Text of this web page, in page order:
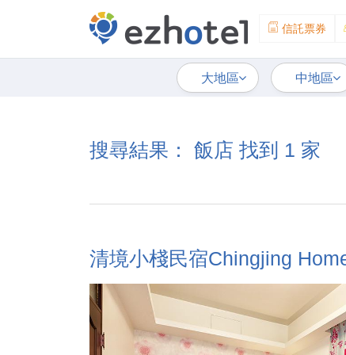
信託票券
大地區 中地區
搜尋結果： 飯店 找到 1 家
清境小棧民宿Chingjing